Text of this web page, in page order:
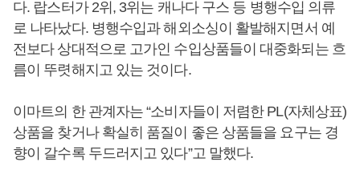
다. 랍스터가 2위, 3위는 캐나다 구스 등 병행수입 의류
로 나타났다. 병행수입과 해외소싱이 활발해지면서 예
전보다 상대적으로 고가인 수입상품들이 대중화되는 흐
름이 뚜렷해지고 있는 것이다.
이마트의 한 관계자는 “소비자들이 저렴한 PL(자체상표)
상품을 찾거나 확실히 품질이 좋은 상품들을 요구는 경
향이 갈수록 두드러지고 있다”고 말했다.